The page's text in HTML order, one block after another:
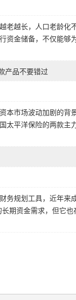
老越长，人口老龄
资金储备，不仅能
产品不要错过
市场波动加剧的背
太平洋保险的两款
务规划工具，近年来
期资金需求，但它